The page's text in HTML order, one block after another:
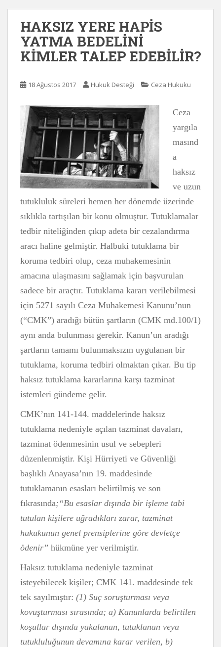
HAKSIZ YERE HAPİS
YATMA BEDELİNİ
KİMLER TALEP EDEBİLİR?
18 Ağustos 2017 Hukuk Desteği Ceza Hukuku
Ceza
yargıla
masınd
a
haksız
ve uzun
tutukluluk süreleri hemen her dönemde üzerinde
sıklıkla tartışılan bir konu olmuştur. Tutuklamalar
tedbir niteliğinden çıkıp adeta bir cezalandırma
aracı haline gelmiştir. Halbuki tutuklama bir
koruma tedbiri olup, ceza muhakemesinin
amacına ulaşmasını sağlamak için başvurulan
sadece bir araçtır. Tutuklama kararı verilebilmesi
için 5271 sayılı Ceza Muhakemesi Kanunu’nun
(“CMK”) aradığı bütün şartların (CMK md.100/1)
aynı anda bulunması gerekir. Kanun’un aradığı
şartların tamamı bulunmaksızın uygulanan bir
tutuklama, koruma tedbiri olmaktan çıkar. Bu tip
haksız tutuklama kararlarına karşı tazminat
istemleri gündeme gelir.
CMK’nın 141-144. maddelerinde haksız
tutuklama nedeniyle açılan tazminat davaları,
tazminat ödenmesinin usul ve sebepleri
düzenlenmiştir. Kişi Hürriyeti ve Güvenliği
başlıklı Anayasa’nın 19. maddesinde
tutuklamanın esasları belirtilmiş ve son
fıkrasında;“Bu esaslar dışında bir işleme tabi
tutulan kişilere uğradıkları zarar, tazminat
hukukunun genel prensiplerine göre devletçe
ödenir” hükmüne yer verilmiştir.
Haksız tutuklama nedeniyle tazminat
isteyebilecek kişiler; CMK 141. maddesinde tek
tek sayılmıştır: (1) Suç soruşturması veya
kovuşturması sırasında; a) Kanunlarda belirtilen
koşullar dışında yakalanan, tutuklanan veya
tutukluluğunun devamına karar verilen, b)